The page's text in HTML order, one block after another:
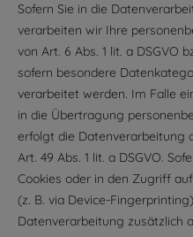
Sofern Sie in die
verarbeiten wir Ihre
von Art. 6 Abs. 1 lit. a DSGVO
sofern besondere
verarbeitet werden. Im Falle
in die Übertragung
erfolgt die Datenverarbeitung
Art. 49 Abs. 1 lit. a DSGVO.
Cookies oder in den Zugriff
(z. B. via Device-
Datenverarbeitung zusätzlich